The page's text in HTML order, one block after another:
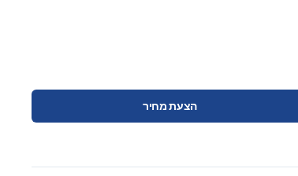
הצעת מחיר